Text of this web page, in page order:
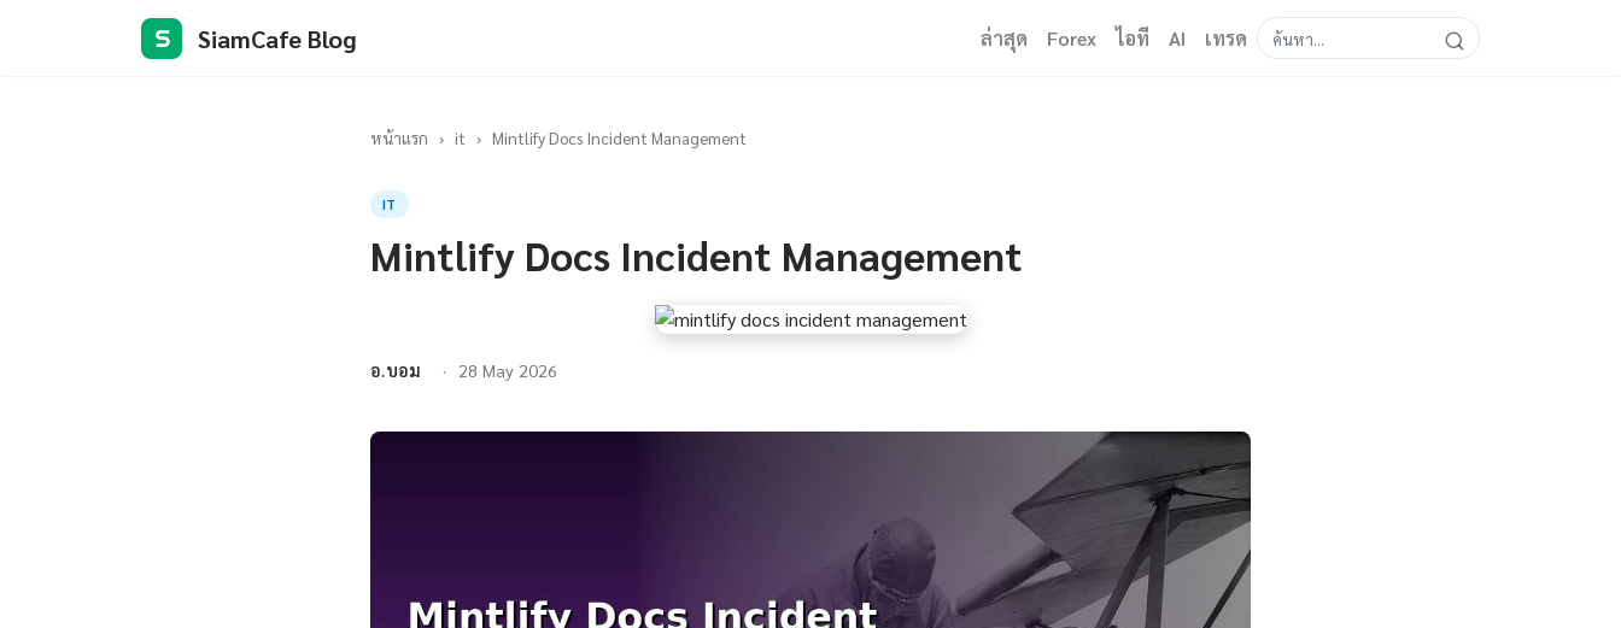
S SiamCafe Blog ล่าสุด Forex ไอที AI เทรด
หน้าแรก › it › Mintlify Docs Incident Management
IT
Mintlify Docs Incident Management
อ.บอม 28 May 2026